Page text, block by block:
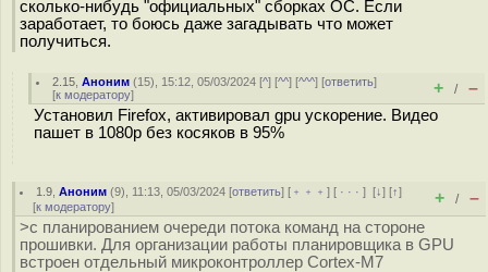
сколько-нибудь "официальных" сборках ОС. Если
заработает, то боюсь даже загадывать что может
получиться.
2.15 ,Аноним (15), 15:12, 05/03/2024 [^] [^^] [^^^] [ответить]
[к модератору] + / –
Установил Firefox, активировал gpu ускорение. Видео
пашет в 1080р без косяков в 95%
1.9 ,Аноним (9), 11:13, 05/03/2024 [ответить] [ ﹢﹢﹢] [ · · ·][↓] [↑]
[к модератору] + / –
>с планированием очереди потока команд на стороне
прошивки. Для организации работы планировщика в GPU
встроен отдельный микроконтроллер Cortex-M7